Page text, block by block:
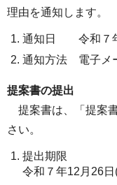
理由を通知します。
通知日 令和７年
通知方法 電子メ
提案書の提出
提案書は、「提案
さい。
提出期限
令和７年12月26日